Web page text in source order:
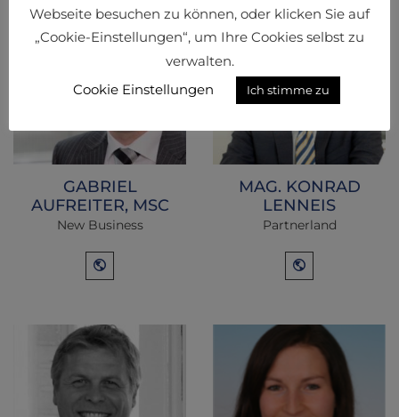
GABRIEL
AUFREITER, MSC
New Business
MAG. KONRAD
LENNEIS
Partnerland
Webseite besuchen zu können, oder klicken Sie auf
„Cookie-Einstellungen“, um Ihre Cookies selbst zu
verwalten.
Cookie Einstellungen
Ich stimme zu